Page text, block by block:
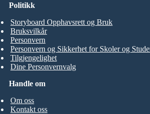
Handle om
Om oss
Kontakt oss
Politikk
Storyboard Opphavsrett og Bruk
Bruksvilkår
Personvern
Personvern og Sikkerhet for Skoler og
Tilgjengelighet
Dine Personvernvalg